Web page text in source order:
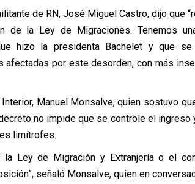
de RN, José Miguel Castro, dijo que
de la Ley de Migraciones. Tenemos
hizo la presidenta Bachelet y que
por este desorden, con más
Manuel Monsalve, quien sostuvo
no impide que se controle el ingreso
limítrofes.
la Ley de Migración y Extranjería o el
señaló Monsalve, quien en